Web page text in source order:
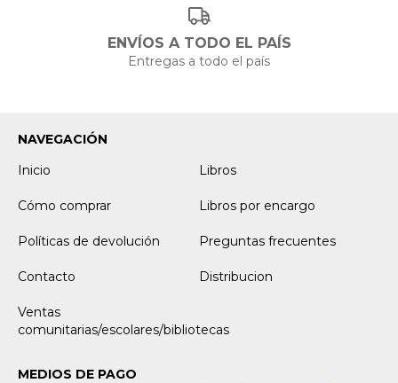
ENVÍOS A TODO EL PAÍS
Entregas a todo el país
NAVEGACIÓN
Inicio
Libros
Cómo comprar Libros por encargo
Políticas de devolución Preguntas frecuentes
Contacto Distribucion
Ventas
comunitarias/escolares/bibliotecas
MEDIOS DE PAGO